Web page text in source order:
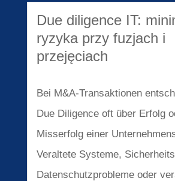
Due diligence IT:
ryzyka przy fuzjach i
przejęciach
Bei M&A-Transaktionen
Due Diligence oft über Erfolg
Misserfolg einer
Veraltete Systeme,
Datenschutzprobleme oder